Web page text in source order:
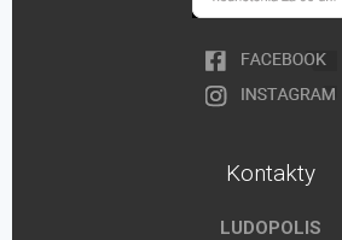
Kontakty
LUDOPOLIS